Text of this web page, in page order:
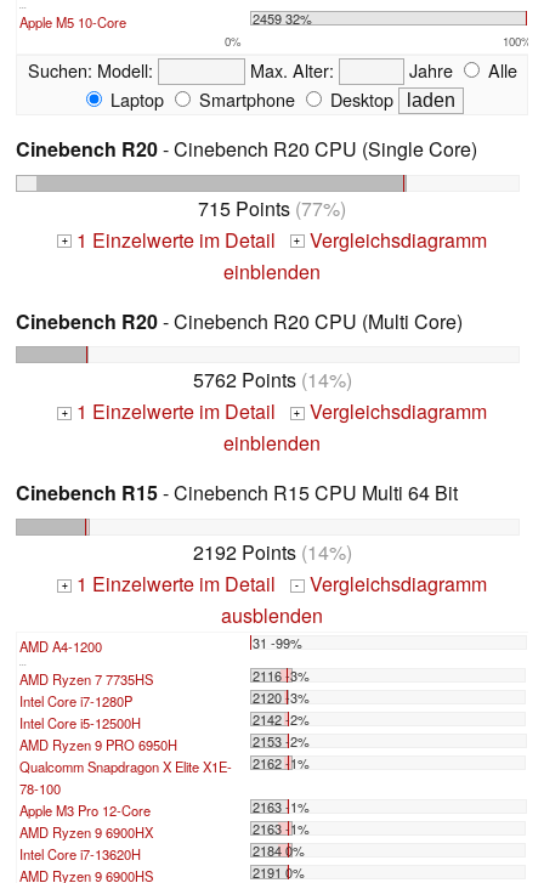
Apple M5 10-Core 2459 32%
0% 100%
Suchen: Modell: Max. Alter: Jahre
Alle
Laptop
Smartphone Desktop
Cinebench R20- Cinebench R20 CPU (Single Core)
715 Points (77%)
+ 1 Einzelwerte im Detail + Vergleichsdiagramm
einblenden
Cinebench R20- Cinebench R20 CPU (Multi Core)
5762 Points(14%)
+ 1 Einzelwerte im Detail + Vergleichsdiagramm
einblenden
Cinebench R15- Cinebench R15 CPU Multi 64 Bit
2192 Points(14%)
+ 1 Einzelwerte im Detail - Vergleichsdiagramm
ausblenden
AMD A4-1200 31 -99%
...
AMD Ryzen 7 7735HS
2116 -3%
Intel Core i7-1280P
2120 -3%
Intel Core i5-12500H
2142 -2%
AMD Ryzen 9 PRO 6950H
2153 -2%
Qualcomm Snapdragon X Elite X1E-
78-100
2162 -1%
Apple M3 Pro 12-Core
2163 -1%
AMD Ryzen 9 6900HX
2163 -1%
Intel Core i7-13620H
2184 0%
AMD Ryzen 9 6900HS
2191 0%